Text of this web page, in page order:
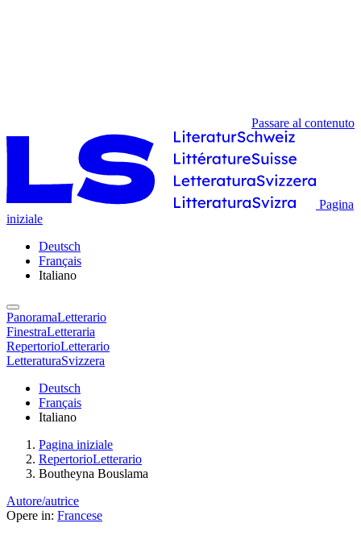
Passare al contenuto
Pagina
iniziale
Deutsch
Français
Italiano
PanoramaLetterario
FinestraLetteraria
RepertorioLetterario
LetteraturaSvizzera
Deutsch
Français
Italiano
Pagina iniziale
RepertorioLetterario
Boutheyna Bouslama
Autore/autrice
Opere in: Francese